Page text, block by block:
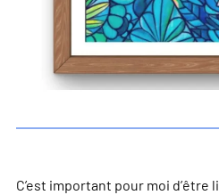
C’est important pour moi d’être